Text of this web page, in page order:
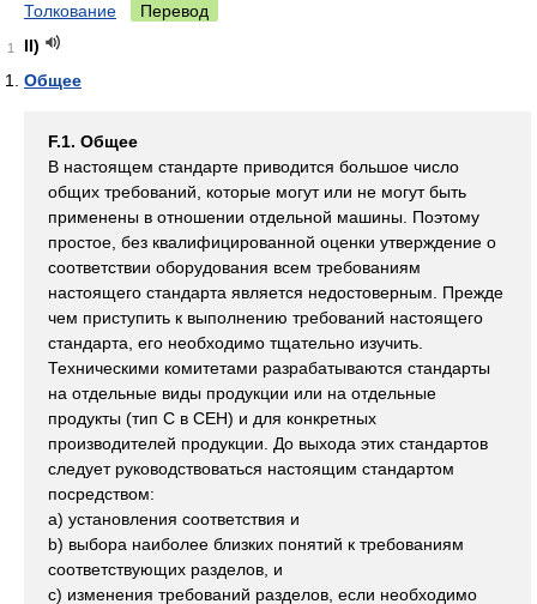
Толкование Перевод
1
II)
Общее
F.1. Общее
В настоящем стандарте приводится большое число
общих требований, которые могут или не могут быть
применены в отношении отдельной машины. Поэтому
простое, без квалифицированной оценки утверждение о
соответствии оборудования всем требованиям
настоящего стандарта является недостоверным. Прежде
чем приступить к выполнению требований настоящего
стандарта, его необходимо тщательно изучить.
Техническими комитетами разрабатываются стандарты
на отдельные виды продукции или на отдельные
продукты (тип С в СЕН) и для конкретных
производителей продукции. До выхода этих стандартов
следует руководствоваться настоящим стандартом
посредством:
a) установления соответствия и
b) выбора наиболее близких понятий к требованиям
соответствующих разделов, и
c) изменения требований разделов, если необходимо